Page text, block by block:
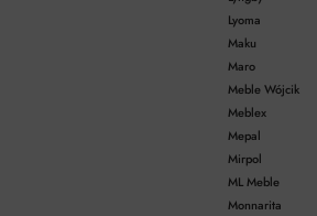
Lyoma
Maku
Maro
Meble Wójcik
Meblex
Mepal
Mirpol
ML Meble
Monnarita